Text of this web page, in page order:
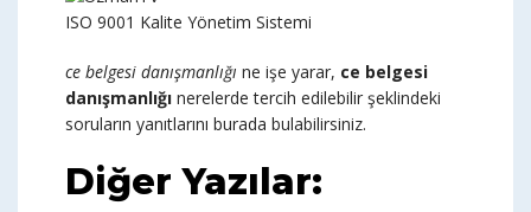
ISO 9001 Kalite Yönetim Sistemi
ce belgesi danışmanlığı ne işe yarar, ce belgesi
danışmanlığı nerelerde tercih edilebilir şeklindeki
soruların yanıtlarını burada bulabilirsiniz.
Diğer Yazılar: